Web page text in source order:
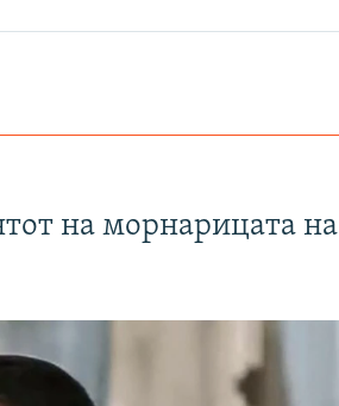
на морнарицата на